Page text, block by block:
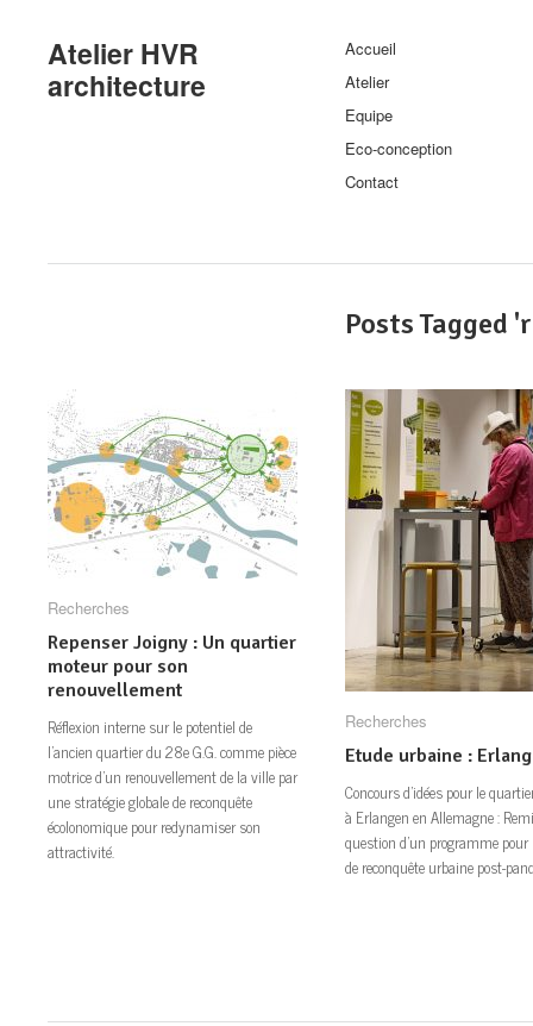
Atelier HVR
architecture
Accueil
Atelier
Equipe
Eco-conception
Contact
Posts Tagged '
Recherches
Repenser Joigny : Un quartier
moteur pour son
renouvellement
Réflexion interne sur le potentiel de
l’ancien quartier du 28e G.G. comme pièce
motrice d’un renouvellement de la ville par
une stratégie globale de reconquête
écolonomique pour redynamiser son
attractivité.
Recherches
Repenser Joigny : Un quartier moteur
pour son renouvellement
Recherches
Etude urbaine :
Concours d’idées pour le
à Erlangen en Allemagne :
question d’un programme
de reconquête urbaine post-
Recherches
Etude urbaine :